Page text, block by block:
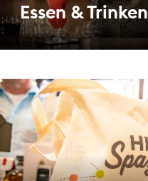
Essen & Trinken